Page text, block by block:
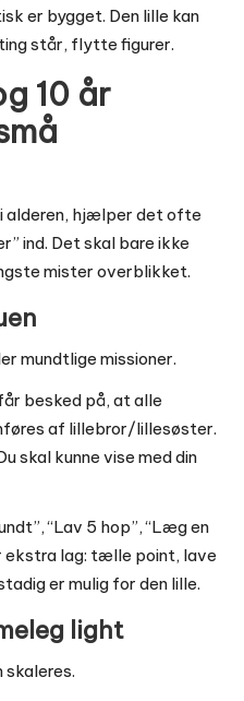
er bygget. Den lille kan
står, flytte figurer.
10 år
alderen, hjælper det ofte
ind. Det skal bare ikke
mister overblikket.
mundtlige missioner.
besked på, at alle
af lillebror/lillesøster.
skal kunne vise med din
“Lav 5 hop”, “Læg en
ekstra lag: tælle point, lave
er mulig for den lille.
light
skaleres.